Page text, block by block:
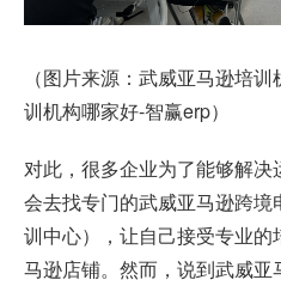
（图片来源：武威亚马逊培
训机构哪家好-智赢erp）
对此，很多企业为了能够解
会去找专门的武威亚马逊跨
训中心），让自己接受专业
马逊店铺。然而，说到武威